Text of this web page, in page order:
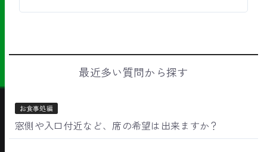
最近多い質問から探す
お食事処編
窓側や入口付近など、席の希望は出来ますか？